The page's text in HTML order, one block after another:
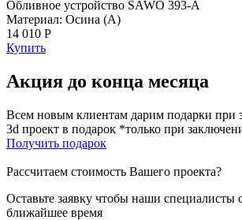
Обливное устройство SAWO 393-A
Материал: Осина (A)
14 010 Р
Купить
Акция до конца месяца
Всем новым клиентам дарим подарки при
3d проект в подарок *только при
Получить подарок
Рассчитаем стоимость Вашего проекта?
Оставьте заявку чтобы наши специалисты
ближайшее время